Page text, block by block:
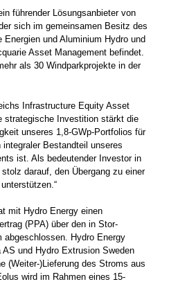
führender Lösungsanbieter von
sich im gemeinsamen Besitz des
Energien und Aluminium Hydro und
Asset Management befindet.
als 30 Windparkprojekte in der
Infrastructure Equity Asset
strategische Investition stärkt die
unseres 1,8-GWp-Portfolios für
Bestandteil unseres
ist. Als bedeutender Investor in
darauf, den Übergang zu einer
mit Hydro Energy einen
(PPA) über den in Stor-
abgeschlossen. Hydro Energy
und Hydro Extrusion Sweden
(Weiter-)Lieferung des Stroms aus
wird im Rahmen eines 15-